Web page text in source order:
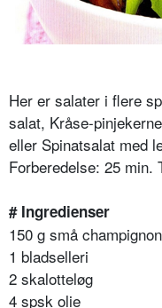
Her er salater i flere
salat, Kråse-
eller Spinatsalat med
Forberedelse: 25 min.
# Ingredienser
150 g små champignon
1 bladselleri
2 skalotteløg
4 spsk olie